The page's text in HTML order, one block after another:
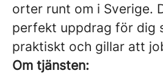
orter runt om i Sverige.
perfekt uppdrag för dig
praktiskt och gillar att
Om tjänsten: